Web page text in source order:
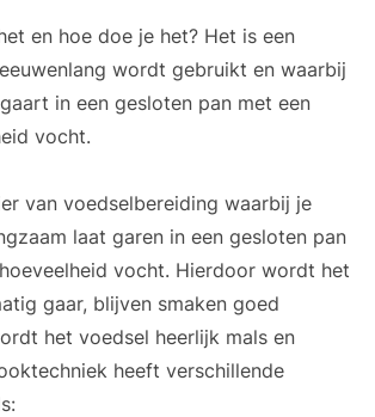
en hoe doe je het? Het is een
wordt gebruikt en waarbij
in een gesloten pan met een
vocht.
van voedselbereiding waarbij je
laat garen in een gesloten pan
vocht. Hierdoor wordt het
gaar, blijven smaken goed
het voedsel heerlijk mals en
heeft verschillende